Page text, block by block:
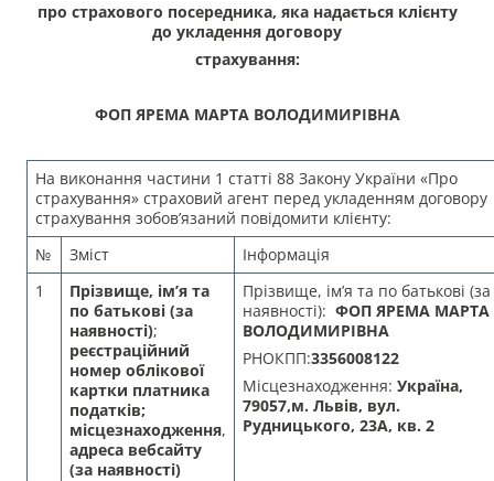
про страхового посередника, яка надається клієнту
до укладення договору
страхування:
ФОП ЯРЕМА МАРТА ВОЛОДИМИРІВНА
На виконання частини 1 статті 88 Закону України «Про
страхування» страховий агент перед укладенням договору
страхування зобов’язаний повідомити клієнту:
№
Зміст
Інформація
1
Прізвище, ім’я та
по батькові (за
наявності);
реєстраційний
номер облікової
картки платника
податків;
місцезнаходження,
адреса вебсайту
(за наявності)
Прізвище, ім’я та по батькові (за
наявності): ФОП ЯРЕМА МАРТА
ВОЛОДИМИРІВНА
РНОКПП:3356008122
Місцезнаходження: Україна,
79057,м. Львів, вул.
Рудницького, 23А, кв. 2